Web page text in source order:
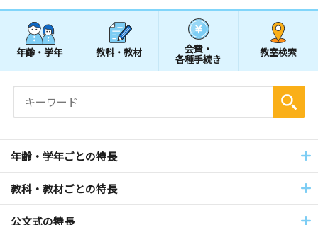
年齢・学年 教科・教材 会費・
各種手続き
教室検索
年齢・学年ごとの特長
教科・教材ごとの特長
公文式の特長